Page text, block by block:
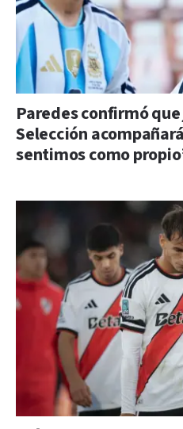
Paredes confirmó
Selección
sentimos como